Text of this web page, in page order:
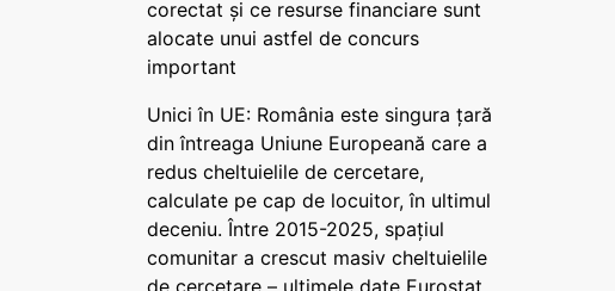
corectat și ce resurse financiare sunt
alocate unui astfel de concurs
important
Unici în UE: România este singura țară
din întreaga Uniune Europeană care a
redus cheltuielile de cercetare,
calculate pe cap de locuitor, în ultimul
deceniu. Între 2015-2025, spațiul
comunitar a crescut masiv cheltuielile
de cercetare – ultimele date Eurostat